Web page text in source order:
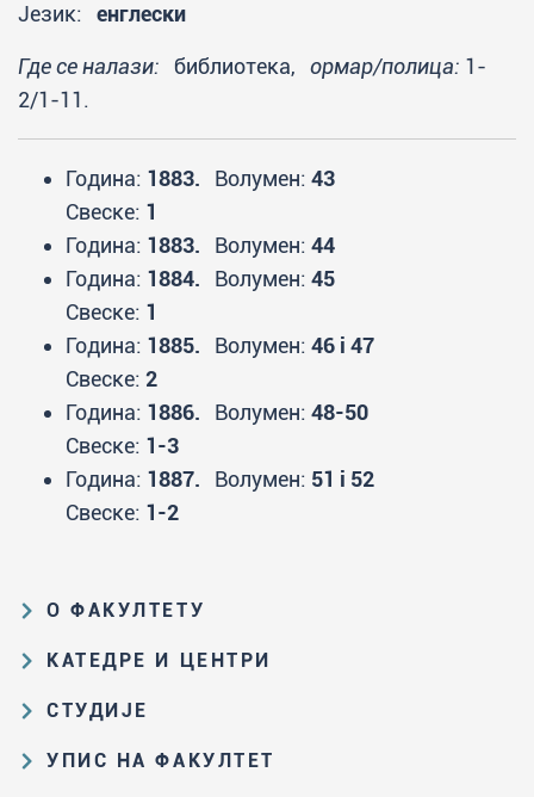
О ФАКУЛТЕТУ
Образовна и научна делатност
структура
Закон о високом образовању и
КАТЕДРЕ И ЦЕНТРИ
Катедра за аналитичку хемију
Катедра за наставу хемије
СТУДИЈЕ
Пут студирања на ХФ
УПИС НА ФАКУЛТЕТ
Језик: енглески
Где се налази: библиотека, ормар/полица: 1-
2/1-11.
Година: 1883. Волумен: 43
Свеске: 1
Година: 1883. Волумен: 44
Година: 1884. Волумен: 45
Свеске: 1
Година: 1885. Волумен: 46 i 47
Свеске: 2
Година: 1886. Волумен: 48-50
Свеске: 1-3
Година: 1887. Волумен: 51 i 52
Свеске: 1-2